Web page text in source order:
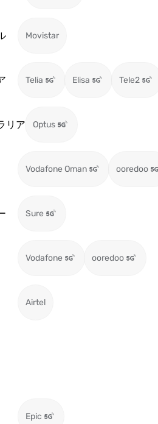
Movistar
Telia Elisa Tele2
リア Optus
Vodafone Oman ooredoo
Sure
Vodafone ooredoo
Airtel
Epic